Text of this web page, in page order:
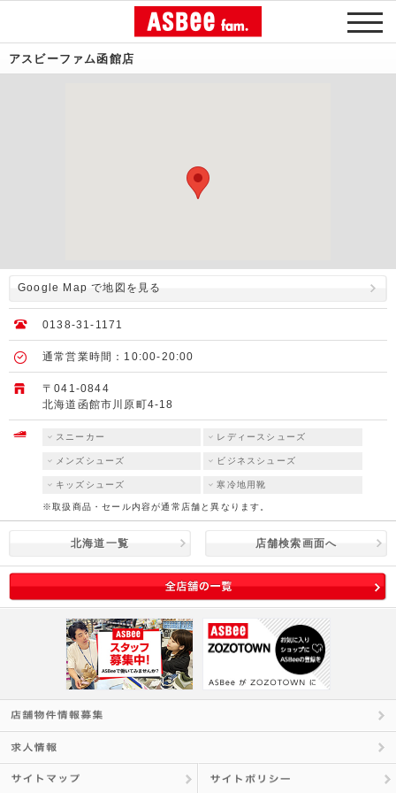
アスビーファム函館店
Google Map で地図を見る
0138-31-1171
通常営業時間：10:00-20:00
〒041-0844
北海道函館市川原町4-18
スニーカー レディースシューズ
メンズシューズ ビジネスシューズ
キッズシューズ 寒冷地用靴
※取扱商品・セール内容が通常店舗と異なります。
北海道一覧 店舗検索画面へ